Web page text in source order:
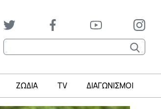
ΖΩΔΙΑ TV ΔΙΑΓΩΝΙΣΜΟΙ